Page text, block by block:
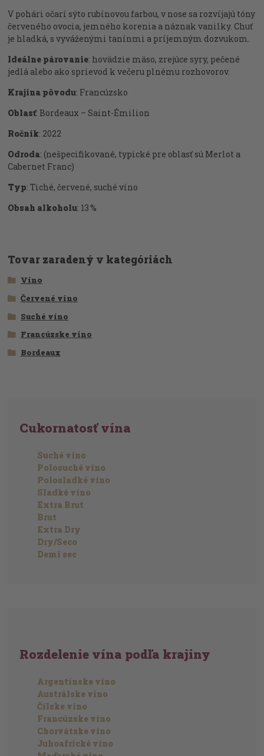
V pohári očarí sýto rubínovou farbou, v nose sa rozvíjajú tóny
červeného ovocia, jemného korenia a náznak vanilky. Chuť
je hladká, s vyváženými tanínmi a príjemným dozvukom.
Ideálne párovanie: hovädzie mäso, zrejúce syry, pečené
jedlá alebo ako sprievod k večeru plnému rozhovorov.
Krajina pôvodu: Francúzsko
Oblasť: Bordeaux – Saint-Émilion
Ročník: 2022
Odroda: (nešpecifikované, typické pre oblasť sú Merlot a
Cabernet Franc)
Typ: Tiché, červené, suché víno
Obsah alkoholu: 13 %
Tovar zaradený v kategóriách
Víno
Červené víno
Suché víno
Francúzske víno
Bordeaux
Cukornatosť vína
Suché víno
Polosuché víno
Polosladké víno
Sladké víno
Extra Brut
Brut
Extra Dry
Dry/Seco
Demi sec
Rozdelenie vína podľa krajiny
Argentínske víno
Austrálske víno
Čílske víno
Francúzske víno
Chorvátske víno
Juhoafrické víno